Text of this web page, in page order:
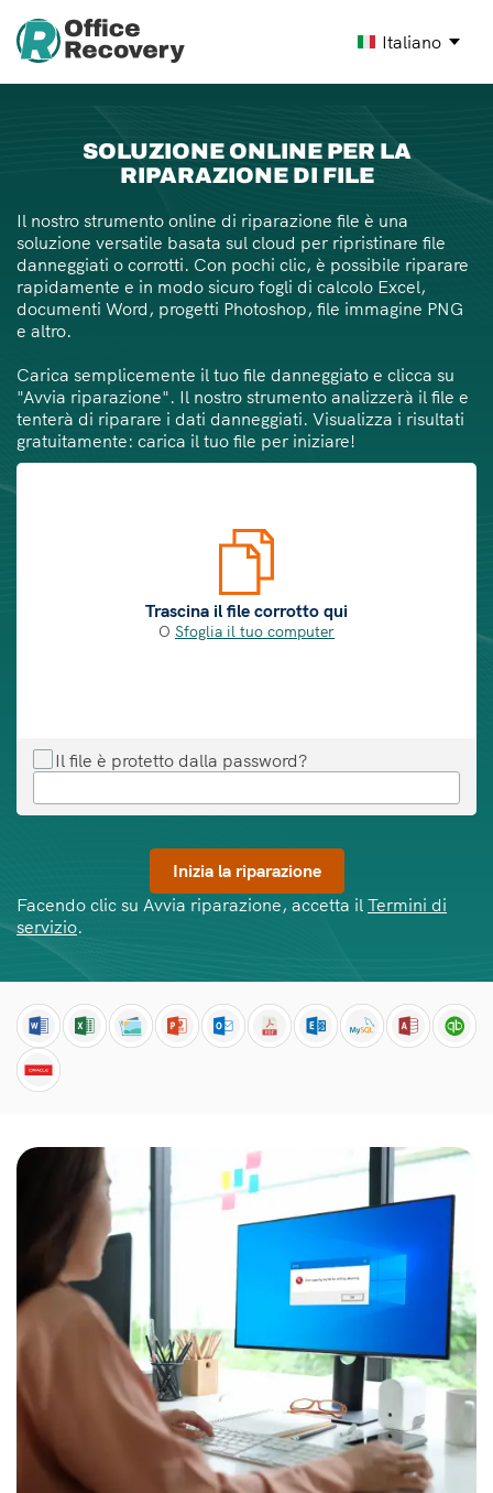
Italiano
SOLUZIONE ONLINE PER LA
RIPARAZIONE DI FILE
Il nostro strumento online di riparazione file è una
soluzione versatile basata sul cloud per ripristinare file
danneggiati o corrotti. Con pochi clic, è possibile riparare
rapidamente e in modo sicuro fogli di calcolo Excel,
documenti Word, progetti Photoshop, file immagine PNG
e altro.
Carica semplicemente il tuo file danneggiato e clicca su
"Avvia riparazione". Il nostro strumento analizzerà il file e
tenterà di riparare i dati danneggiati. Visualizza i risultati
gratuitamente: carica il tuo file per iniziare!
Trascina il file corrotto qui
O Sfoglia il tuo computer
Il file è protetto dalla password?
Facendo clic su Avvia riparazione, accetta il Termini di
servizio.